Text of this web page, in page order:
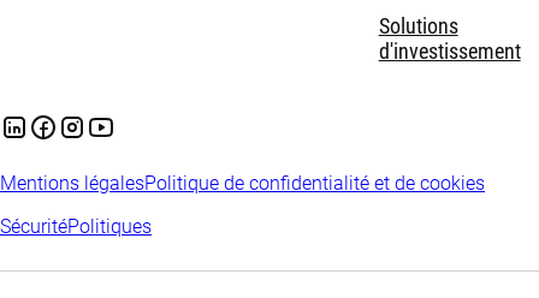
Solutions
d'investissement
Mentions légalesPolitique de confidentialité et de cookies
SécuritéPolitiques